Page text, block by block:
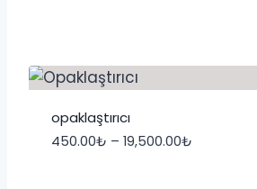
9,936.00₺
opaklaştırıcı
450.00₺ – 19,500.00₺Fiyat